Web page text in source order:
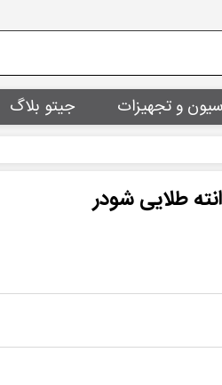
و تجهیزات جیتو بلاگ
طلایی شودر